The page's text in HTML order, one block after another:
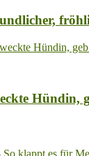
Hündin,